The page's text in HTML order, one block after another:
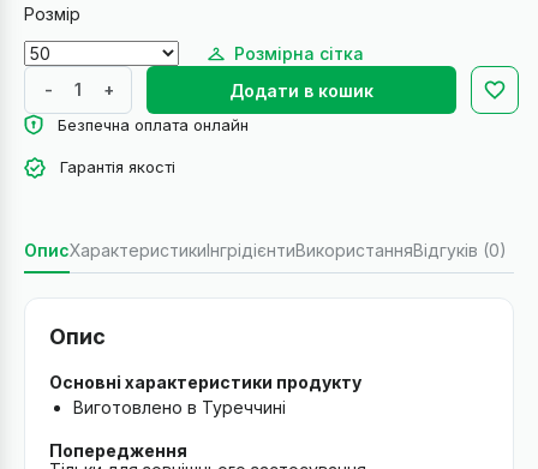
Розмір
Розмірна сітка
-
+ Додати в кошик
Безпечна оплата онлайн
Гарантія якості
ОписХарактеристикиІнгрідієнтиВикористанняВідгуків (0)
Опис
Основні характеристики продукту
Виготовлено в Туреччині
Попередження